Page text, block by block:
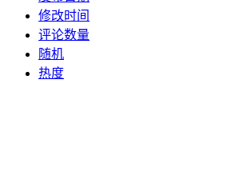
修改时间
评论数量
随机
热度